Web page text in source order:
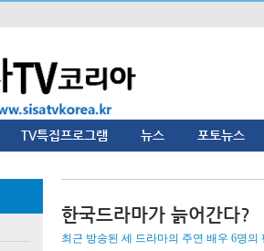
TV특집프로그램 뉴스 포토뉴스
한국드라마가 늙어간다?
최근 방송된 세 드라마의 주연 배우 6명의